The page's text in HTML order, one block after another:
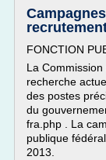
FONCTION
La
recherche
des postes
du
fra.php . La
publique
2013.